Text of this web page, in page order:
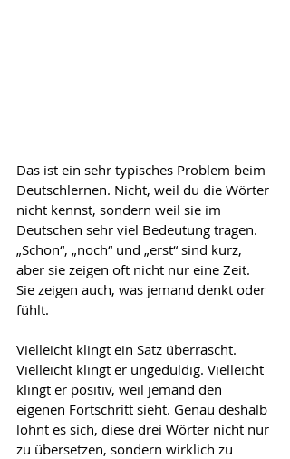
Das ist ein sehr typisches Problem beim
Deutschlernen. Nicht, weil du die Wörter
nicht kennst, sondern weil sie im
Deutschen sehr viel Bedeutung tragen.
„Schon“, „noch“ und „erst“ sind kurz,
aber sie zeigen oft nicht nur eine Zeit.
Sie zeigen auch, was jemand denkt oder
fühlt.
Vielleicht klingt ein Satz überrascht.
Vielleicht klingt er ungeduldig. Vielleicht
klingt er positiv, weil jemand den
eigenen Fortschritt sieht. Genau deshalb
lohnt es sich, diese drei Wörter nicht nur
zu übersetzen, sondern wirklich zu